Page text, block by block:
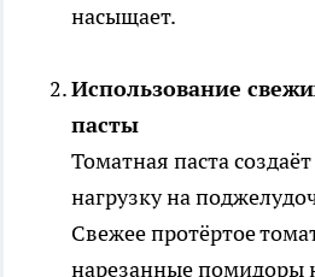
насыщает.
Использование
пасты
Томатная паста
нагрузку на
Свежее протёртое
нарезанные помидоры